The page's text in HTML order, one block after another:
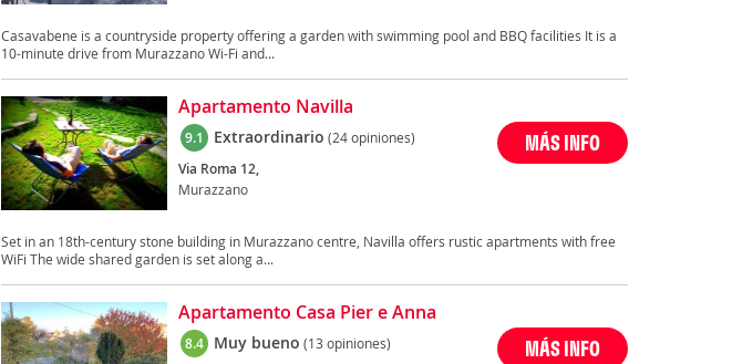
Casavabene is a countryside property offering a garden with swimming pool and BBQ facilities It is a
10-minute drive from Murazzano Wi-Fi and...
Apartamento Navilla
9.1 Extraordinario (24 opiniones)
Via Roma 12,
Murazzano
MÁS INFO
Set in an 18th-century stone building in Murazzano centre, Navilla offers rustic apartments with free
WiFi The wide shared garden is set along a...
Apartamento Casa Pier e Anna
8.4 Muy bueno (13 opiniones) MÁS INFO